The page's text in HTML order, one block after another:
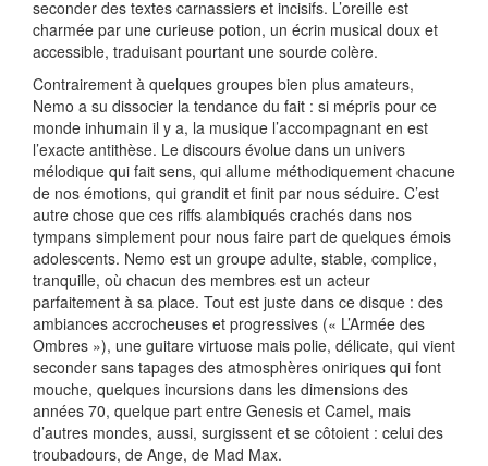
seconder des textes carnassiers et incisifs. L’oreille est
charmée par une curieuse potion, un écrin musical doux et
accessible, traduisant pourtant une sourde colère.
Contrairement à quelques groupes bien plus amateurs,
Nemo a su dissocier la tendance du fait : si mépris pour ce
monde inhumain il y a, la musique l’accompagnant en est
l’exacte antithèse. Le discours évolue dans un univers
mélodique qui fait sens, qui allume méthodiquement chacune
de nos émotions, qui grandit et finit par nous séduire. C’est
autre chose que ces riffs alambiqués crachés dans nos
tympans simplement pour nous faire part de quelques émois
adolescents. Nemo est un groupe adulte, stable, complice,
tranquille, où chacun des membres est un acteur
parfaitement à sa place. Tout est juste dans ce disque : des
ambiances accrocheuses et progressives (« L’Armée des
Ombres »), une guitare virtuose mais polie, délicate, qui vient
seconder sans tapages des atmosphères oniriques qui font
mouche, quelques incursions dans les dimensions des
années 70, quelque part entre Genesis et Camel, mais
d’autres mondes, aussi, surgissent et se côtoient : celui des
troubadours, de Ange, de Mad Max.